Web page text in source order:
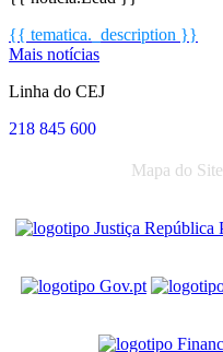
{{ tematica._description }}
Mais notícias
Linha do CEJ
218 845 600
Mapa do Site